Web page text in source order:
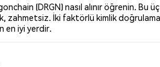
(DRGN) nasıl alınır öğrenin. Bu
zahmetsiz. İki faktörlü kimlik
en iyi yerdir.